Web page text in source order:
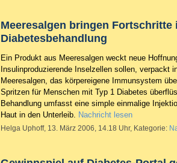
Meeresalgen bringen Fortschritte
Diabetesbehandlung
Ein Produkt aus Meeresalgen weckt neue
Insulinproduzierende Inselzellen sollen, verpackt
Meeresalgen, das körpereigene Immunsystem
Spritzen für Menschen mit Typ 1 Diabetes
Behandlung umfasst eine simple einmalige
Haut in den Unterleib. Nachricht lesen
Helga Uphoff, 13. März 2006, 14.18 Uhr, Kategorie: